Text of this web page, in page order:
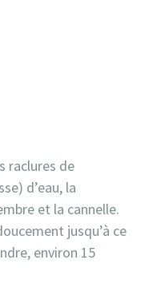
raclures de
d’eau, la
et la cannelle.
jusqu’à ce
environ 15